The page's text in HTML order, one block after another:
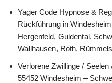
Yager Code Hypnose &
Rückführung in
Hergenfeld, Guldental,
Wallhausen, Roth,
Verlorene Zwillinge /
55452 Windesheim –